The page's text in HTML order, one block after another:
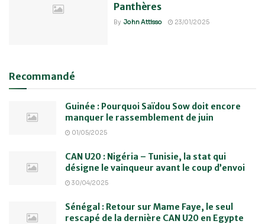
Panthères
By John Attisso 23/01/2025
Recommandé
Guinée : Pourquoi Saïdou Sow doit encore
manquer le rassemblement de juin
01/05/2025
CAN U20 : Nigéria – Tunisie, la stat qui
désigne le vainqueur avant le coup d’envoi
30/04/2025
Sénégal : Retour sur Mame Faye, le seul
rescapé de la dernière CAN U20 en Egypte